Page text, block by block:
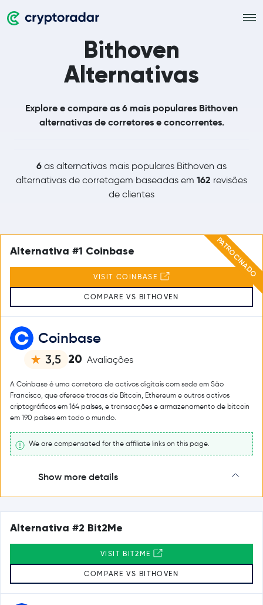
Bithoven
Alternativas
Explore e compare as 6 mais populares Bithoven
alternativas de corretores e concorrentes.
6 as alternativas mais populares Bithoven as
alternativas de corretagem baseadas em 162 revisões
de clientes
PATROCINADO
Coinbase
3,5 20 Avaliações
A Coinbase é uma corretora de activos digitais com sede em São
Francisco, que oferece trocas de Bitcoin, Ethereum e outros activos
criptográficos em 164 países, e transacções e armazenamento de bitcoin
em 190 países em todo o mundo.
We are compensated for the affiliate links on this page.
Show more details
Alternativa #1 Coinbase
VISIT COINBASE
COMPARE VS BITHOVEN
Alternativa #2 Bit2Me
VISIT BIT2ME
COMPARE VS BITHOVEN